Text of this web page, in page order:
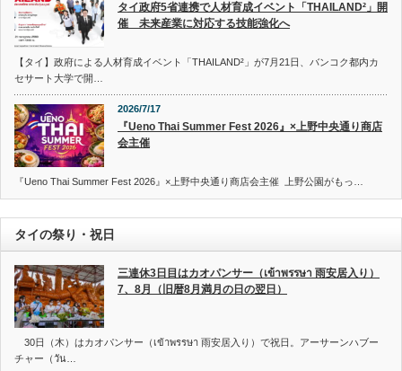
タイ政府5省連携で人材育成イベント「THAILAND²」開
催 未来産業に対応する技能強化へ
【タイ】政府による人材育成イベント「THAILAND²」が7月21日、バンコク都内カ
セサート大学で開…
2026/7/17
『Ueno Thai Summer Fest 2026』×上野中央通り商店
会主催
『Ueno Thai Summer Fest 2026』×上野中央通り商店会主催 上野公園がもっ…
タイの祭り・祝日
三連休3日目はカオパンサー（เข้าพรรษา 雨安居入り）
7、8月（旧暦8月満月の日の翌日）
30日（木）はカオパンサー（เข้าพรรษา 雨安居入り）で祝日。アーサーンハブー
チャー（วัน…